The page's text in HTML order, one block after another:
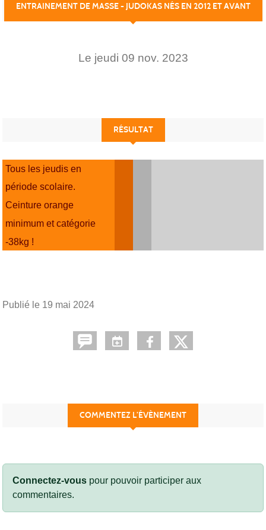
ENTRAINEMENT DE MASSE - JUDOKAS NÉS EN 2012 ET AVANT
Le jeudi 09 nov. 2023
RÉSULTAT
Tous les jeudis en
période scolaire.
Ceinture orange
minimum et catégorie
-38kg !
Publié le 19 mai 2024
COMMENTEZ L’ÉVÈNEMENT
Connectez-vous pour pouvoir participer aux
commentaires.